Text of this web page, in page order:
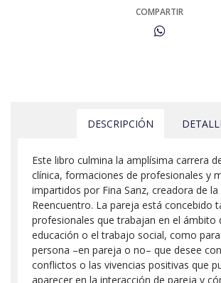
COMPARTIR
DESCRIPCIÓN
Este libro culmina la amplísima carrera
clínica, formaciones de profesionales y
impartidos por Fina Sanz, creadora de la
Reencuentro. La pareja está concebido
profesionales que trabajan en el ámbito
educación o el trabajo social, como
persona –en pareja o no– que desee
conflictos o las vivencias positivas que
aparecer en la interacción de pareja y